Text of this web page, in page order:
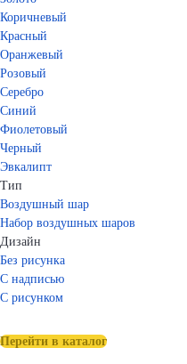
Коричневый
Красный
Оранжевый
Розовый
Серебро
Синий
Фиолетовый
Черный
Эвкалипт
Тип
Воздушный шар
Набор воздушных шаров
Дизайн
Без рисунка
С надписью
С рисунком
Перейти в каталог